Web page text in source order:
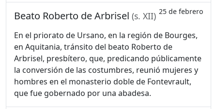
Beato Roberto de Arbrisel (s. XII) 25 de febrero
En el priorato de Ursano, en la región de Bourges,
en Aquitania, tránsito del beato Roberto de
Arbrisel, presbítero, que, predicando públicamente
la conversión de las costumbres, reunió mujeres y
hombres en el monasterio doble de Fontevrault,
que fue gobernado por una abadesa.